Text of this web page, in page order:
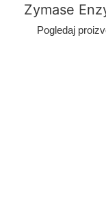
Zymase
Pogledaj